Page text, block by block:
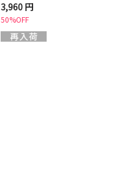
3,960 円
50%OFF